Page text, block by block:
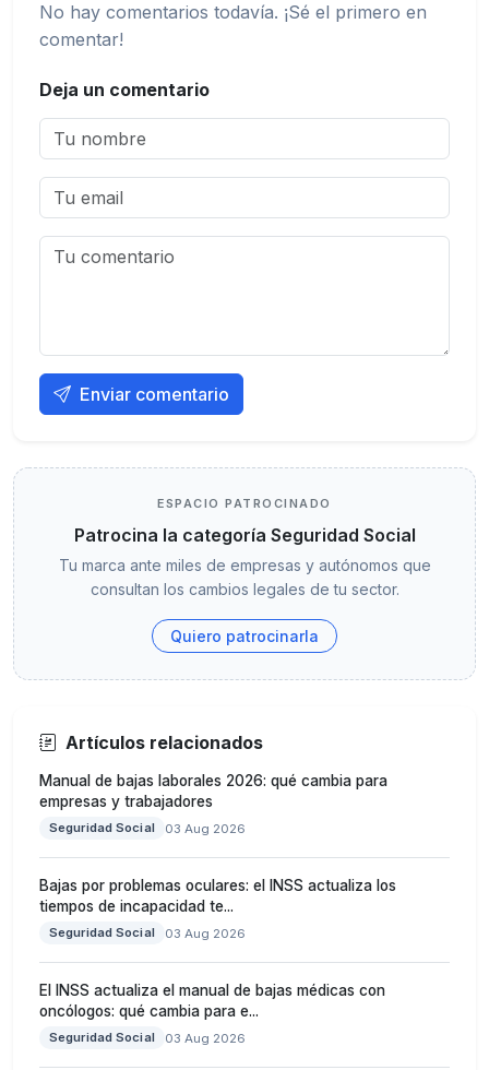
No hay comentarios todavía. ¡Sé el primero en
comentar!
Deja un comentario
Enviar comentario
ESPACIO PATROCINADO
Patrocina la categoría Seguridad Social
Tu marca ante miles de empresas y autónomos que
consultan los cambios legales de tu sector.
Quiero patrocinarla
Artículos relacionados
Manual de bajas laborales 2026: qué cambia para
empresas y trabajadores
Seguridad Social 03 Aug 2026
Bajas por problemas oculares: el INSS actualiza los
tiempos de incapacidad te...
Seguridad Social 03 Aug 2026
El INSS actualiza el manual de bajas médicas con
oncólogos: qué cambia para e...
Seguridad Social 03 Aug 2026